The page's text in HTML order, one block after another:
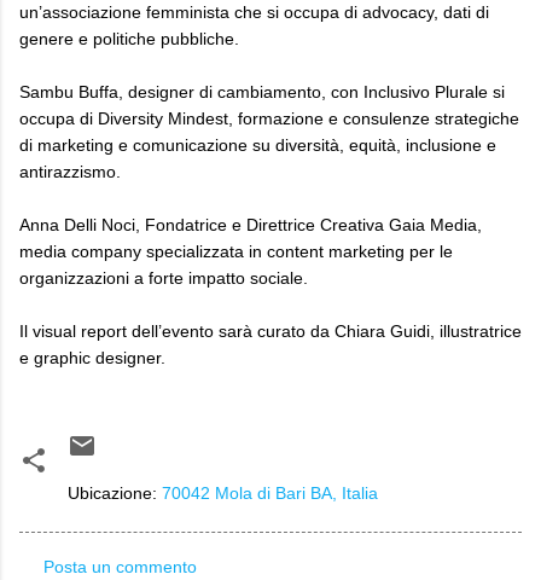
un’associazione femminista che si occupa di advocacy, dati di
genere e politiche pubbliche.
Sambu Buffa, designer di cambiamento, con Inclusivo Plurale si
occupa di Diversity Mindest, formazione e consulenze strategiche
di marketing e comunicazione su diversità, equità, inclusione e
antirazzismo.
Anna Delli Noci, Fondatrice e Direttrice Creativa Gaia Media,
media company specializzata in content marketing per le
organizzazioni a forte impatto sociale.
Il visual report dell’evento sarà curato da Chiara Guidi, illustratrice
e graphic designer.
Ubicazione: 70042 Mola di Bari BA, Italia
Posta un commento